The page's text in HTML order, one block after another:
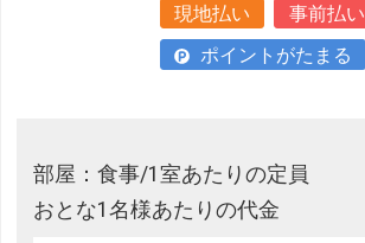
現地払い
事前払い
ポイントがたまる
部屋：食事/1室あたりの定員
おとな1名様あたりの代金